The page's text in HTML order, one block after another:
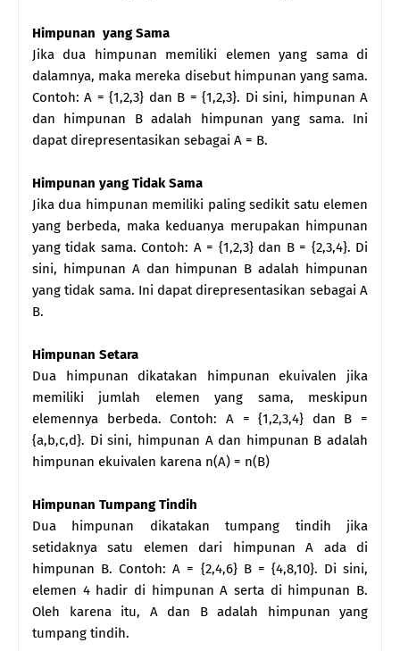
Himpunan yang Sama
Jika dua himpunan memiliki elemen yang sama di
dalamnya, maka mereka disebut himpunan yang sama.
Contoh: A = {1,2,3} dan B = {1,2,3}. Di sini, himpunan A
dan himpunan B adalah himpunan yang sama. Ini
dapat direpresentasikan sebagai A = B.
Himpunan yang Tidak Sama
Jika dua himpunan memiliki paling sedikit satu elemen
yang berbeda, maka keduanya merupakan himpunan
yang tidak sama. Contoh: A = {1,2,3} dan B = {2,3,4}. Di
sini, himpunan A dan himpunan B adalah himpunan
yang tidak sama. Ini dapat direpresentasikan sebagai A
B.
Himpunan Setara
Dua himpunan dikatakan himpunan ekuivalen jika
memiliki jumlah elemen yang sama, meskipun
elemennya berbeda. Contoh: A = {1,2,3,4} dan B =
{a,b,c,d}. Di sini, himpunan A dan himpunan B adalah
himpunan ekuivalen karena n(A) = n(B)
Himpunan Tumpang Tindih
Dua himpunan dikatakan tumpang tindih jika
setidaknya satu elemen dari himpunan A ada di
himpunan B. Contoh: A = {2,4,6} B = {4,8,10}. Di sini,
elemen 4 hadir di himpunan A serta di himpunan B.
Oleh karena itu, A dan B adalah himpunan yang
tumpang tindih.